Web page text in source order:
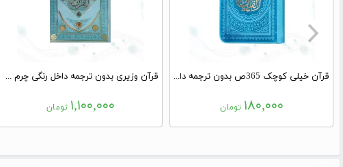
قرآن خیلی کوچک 365ص بدون ترجمه داخل رنگی چرم
۱۸۰,۰۰۰ تومان
قرآن وزیری بدون ترجمه داخل رنگی چرم طرح لوزی بدون قاب
۱,۱۰۰,۰۰۰ تومان